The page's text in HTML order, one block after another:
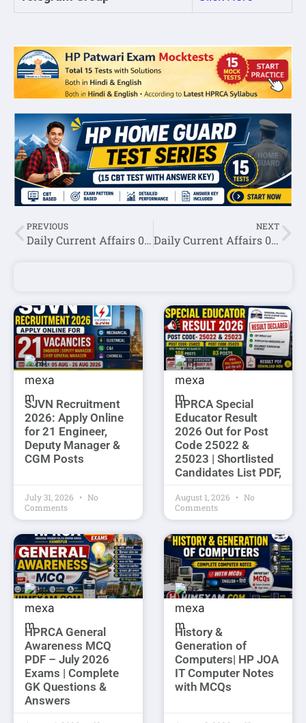
PREVIOUS
Daily Current Affairs 06 February 2023
NEXT
Daily Current Affairs 08 February 2023
SJVN Recruitment
2026: Apply Online
for 21 Engineer,
Deputy Manager &
CGM Posts
July 31, 2026
No
Comments
HPRCA Special
Educator Result
2026 Out for Post
Code 25022 &
25023 | Shortlisted
Candidates List PDF,
August 1, 2026
No
Comments
HPRCA General
Awareness MCQ
PDF – July 2026
Exams | Complete
GK Questions &
Answers
History &
Generation of
Computers| HP JOA
IT Computer Notes
with MCQs